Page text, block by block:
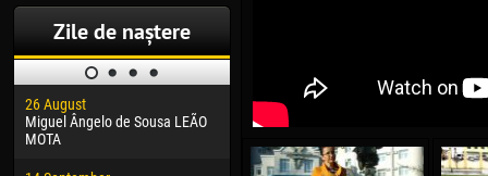
Zile de naștere
26 August
Miguel Ângelo de Sousa LEÃO
MOTA
30 January
Dhoraso Moreo KLAS
24 February
04
13